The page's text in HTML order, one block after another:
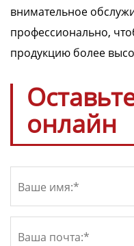
внимательное
профессионально,
продукцию более
онлайн